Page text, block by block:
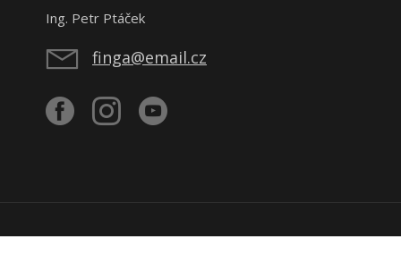
Ing. Petr Ptáček
finga@email.cz